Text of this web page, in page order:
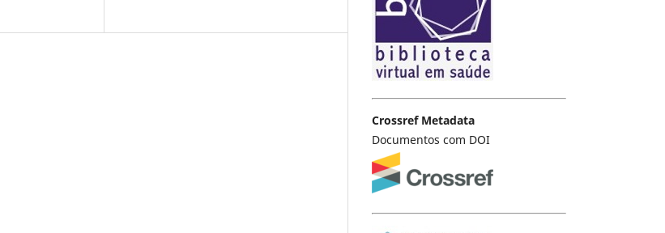
Crossref Metadata
Documentos com DOI